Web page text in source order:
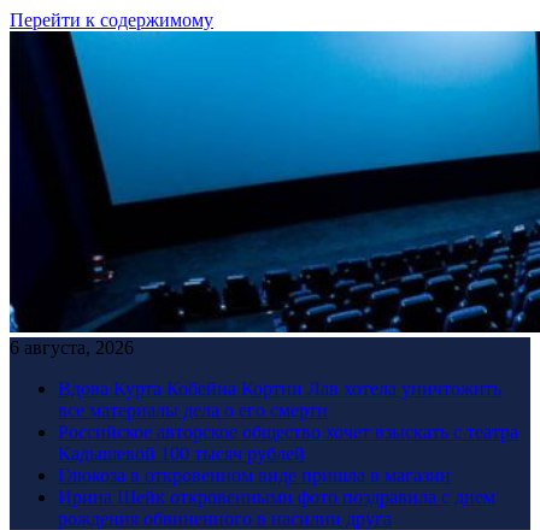
Перейти к содержимому
6 августа, 2026
Вдова Курта Кобейна Кортни Лав хотела уничтожить
все материалы дела о его смерти
Российское авторское общество хочет взыскать с театра
Кадышевой 100 тысяч рублей
Глюкоза в откровенном виде пришла в магазин
Ирина Шейк откровенными фото поздравила с днем
рождения обвиненного в насилии друга